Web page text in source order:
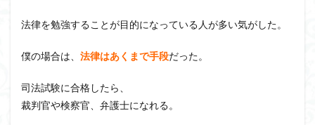
法律を勉強することが目的になっている人が多い気がした。
僕の場合は、 法律はあくまで手段だった。
司法試験に合格したら、
裁判官や検察官、弁護士になれる。